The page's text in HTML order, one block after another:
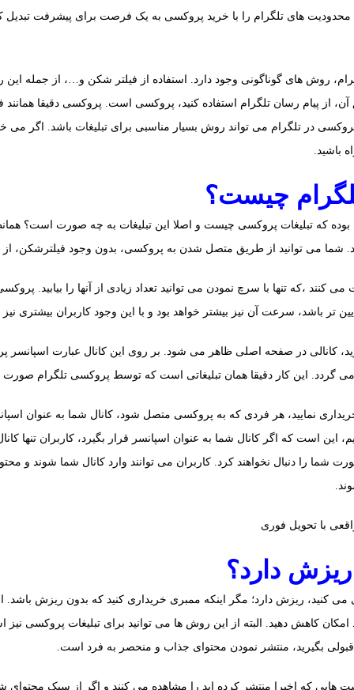
محدودیت های تلگرام را با خرید پروکسی به یک فرصت برای پیشرفت
روش های گوناگونی وجود دارد. استفاده از فیلتر شکن و…، از جمله این
از پیام‌ رسان تلگرام استفاده کنید، پروکسی است. پروکسی دقیقا همانند
در تلگرام می تواند روش بسیار مناسبی برای تبلیغات باشد. اگر می
باشید.
چیست؟
بوده که تبلیغات پروکسی چیست و اصلا این تبلیغات به چه صورت است؟
شما می توانید از طریق متصل شدن به پروکسی، بدون وجود فیلترشکن، از
کنند ،که تنها با سرچ ‌نمودن می توانید تعداد زیادی از آنها را بیابید.
تر باشد، سرعت آن نیز بیشتر خواهد بود و با این وجود کاربران بیشتری
کانالی در صفحه اصلی ظاهر می شود. بر روی این کانال عبارت
گردد. این کار دقیقا همان تبلیغاتی است که توسط پروکسی تلگرام
نمایید، هر فردی که به پروکسی متصل شود، کانال شما به عنوان
این است که اگر کانال شما به عنوان اسپانسر قرار بگیرد، کاربران تنها
شما را دنبال نخواهند کرد. کاربران می توانند وارد کانال شما شوند و
دارد؟
کنید، ریزش دارد؛ مگر اینکه ممبری خریداری کنید که بدون ریزش باشد.
کاهش دهید. البته از این روش ها می توانید برای تبلیغات پروکسی نیز
بگیرید، منتشر نمودن محتوای جذاب و منحصر به فرد است.
هایی که اخیرا منتشر کرده اید را مشاهده می کنند و اگر از سبک